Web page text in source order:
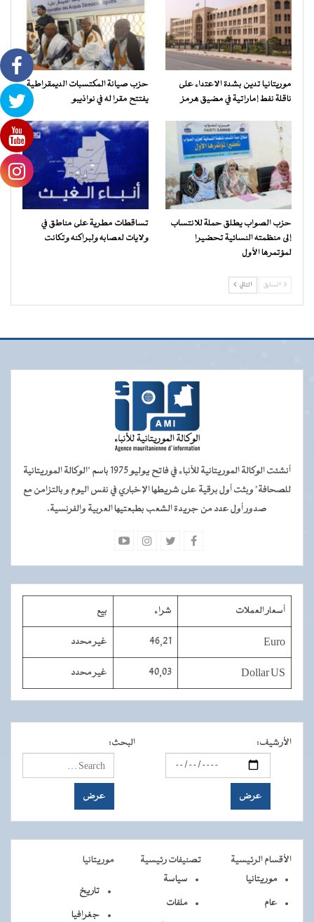
موريتانيا تدين بشدة الاعتداء على
ناقلة نفط إماراتية في مضيق هرمز
حزب صيانة المكتسبات الديمقراطية
يفتتح مقرا له في نواذيبو
حزب الصواب يطلق حملة للانتساب
إلى منظمته النسائية تحضيرا
لمؤتمرها الأول
تساقطات مطرية على مناطق في
ولايات لعصابه ولبراكنه وتكانت
السابق التالي
أنشئت الوكالة الموريتانية للأنباء في فاتح يوليو 1975 باسم "الوكالة الموريتانية
للصحافة" وبثت أول برقية على شريطها الإخباري في نفس اليوم و بالتزامن مع
صدور أول عدد من جريدة الشعب بطبعتيها العربية والفرنسية.
أسعار العملات شراء بيع
Euro
46,21 غير محدد
Dollar US
40,03 غير محدد
الأرشيف: البحث:
الأقسام الرئيسية تصنيفات رئيسية
موريتانيا
موريتانيا
عام
سياسة
ملفات
تاريخ
جغرافيا